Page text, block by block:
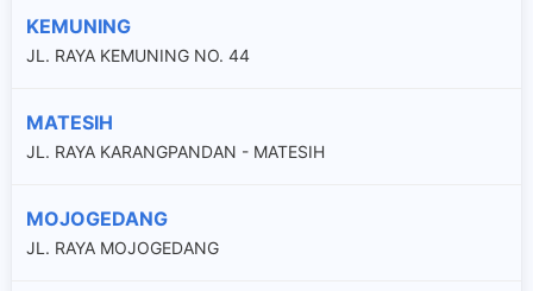
KEMUNING
JL. RAYA KEMUNING NO. 44
MATESIH
JL. RAYA KARANGPANDAN - MATESIH
MOJOGEDANG
JL. RAYA MOJOGEDANG